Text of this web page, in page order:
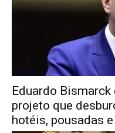
Eduardo
projeto que
hotéis, pousadas